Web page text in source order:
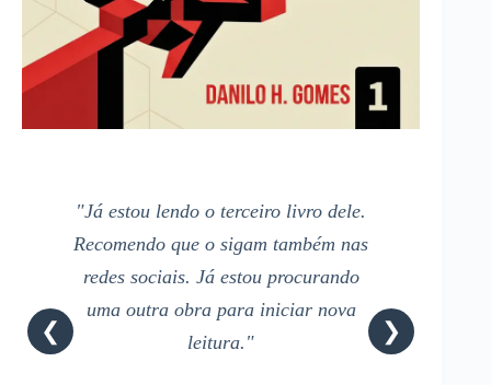
"Já estou lendo o terceiro livro dele.
Recomendo que o sigam também nas
redes sociais. Já estou procurando
uma outra obra para iniciar nova
leitura."
❮ ❯